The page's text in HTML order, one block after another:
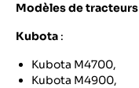
Modèles de tracteurs
Kubota :
Kubota M4700,
Kubota M4900,